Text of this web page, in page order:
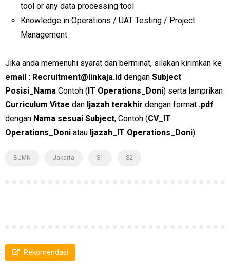
tool or any data processing tool
Knowledge in Operations / UAT Testing / Project
Management
Jika anda memenuhi syarat dan berminat, silakan kirimkan ke
email : Recruitment@linkaja.id dengan Subject
Posisi_Nama Contoh (IT Operations_Doni) serta lamprikan
Curriculum Vitae dan Ijazah terakhir dengan format .pdf
dengan Nama sesuai Subject, Contoh (CV_ IT
Operations _Doni atau Ijazah_ IT Operations _Doni)
BUMN Jakarta S1 S2
Rekomendasi